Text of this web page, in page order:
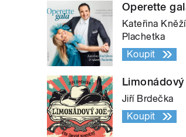
Operette
Kateřina
Plachetka
Koupit
Jiří Brdečka
Koupit